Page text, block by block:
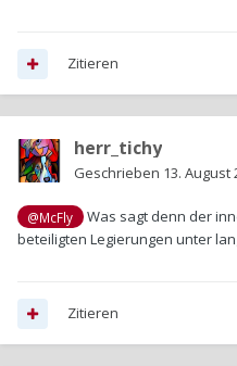
Zitieren
herr_tichy
Geschrieben 13. August
@McFly
Was sagt denn der
beteiligten Legierungen unter
Zitieren